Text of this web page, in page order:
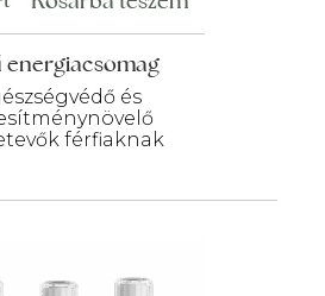
energiacsomag
és
férfiaknak